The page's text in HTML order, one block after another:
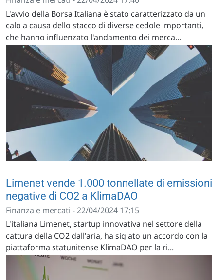
L'avvio della Borsa Italiana è stato caratterizzato da un
calo a causa dello stacco di diverse cedole importanti,
che hanno influenzato l'andamento dei merca...
Limenet vende 1.000 tonnellate di emissioni
negative di CO2 a KlimaDAO
Finanza e mercati - 22/04/2024 17:15
L'italiana Limenet, startup innovativa nel settore della
cattura della CO2 dall'aria, ha siglato un accordo con la
piattaforma statunitense KlimaDAO per la ri...